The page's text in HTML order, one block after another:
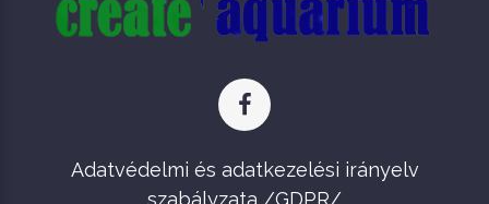
Adatvédelmi és adatkezelési irányelv